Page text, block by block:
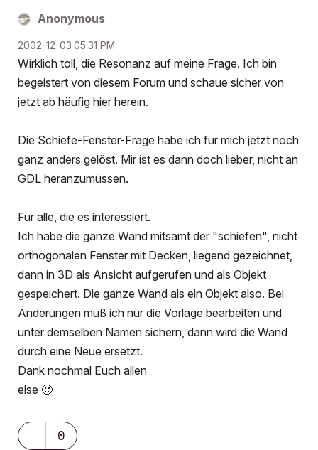
Anonymous
‎2002-12-03 05:31 PM
Wirklich toll, die Resonanz auf meine Frage. Ich bin
begeistert von diesem Forum und schaue sicher von
jetzt ab häufig hier herein.
Die Schiefe-Fenster-Frage habe ich für mich jetzt noch
ganz anders gelöst. Mir ist es dann doch lieber, nicht an
GDL heranzumüssen.
Für alle, die es interessiert.
Ich habe die ganze Wand mitsamt der "schiefen", nicht
orthogonalen Fenster mit Decken, liegend gezeichnet,
dann in 3D als Ansicht aufgerufen und als Objekt
gespeichert. Die ganze Wand als ein Objekt also. Bei
Änderungen muß ich nur die Vorlage bearbeiten und
unter demselben Namen sichern, dann wird die Wand
durch eine Neue ersetzt.
Dank nochmal Euch allen
else 🙂
0